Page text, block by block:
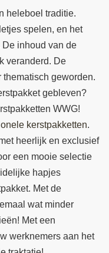
heleboel traditie.
spelen, en het
De inhoud van de
veranderd. De
geworden.
gebleven?
WWG!
kerstpakketten.
heerlijk en exclusief
een mooie selectie
hapjes
Met de
wat minder
Met een
werknemers aan het